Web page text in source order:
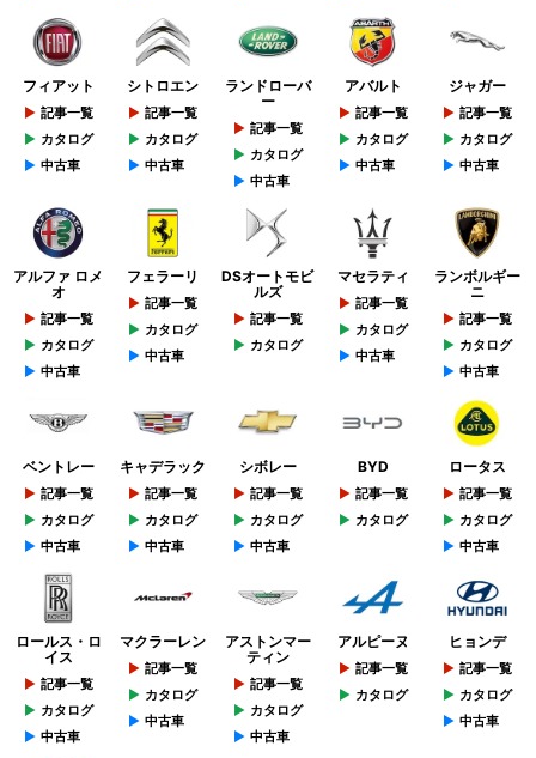
フィアット
記事一覧
カタログ
中古車
シトロエン
記事一覧
カタログ
中古車
ランドローバ
ー
記事一覧
カタログ
中古車
アバルト
記事一覧
カタログ
中古車
ジャガー
記事一覧
カタログ
中古車
アルファ ロメ
オ
記事一覧
カタログ
中古車
フェラーリ
記事一覧
カタログ
中古車
DSオートモビ
ルズ
記事一覧
カタログ
マセラティ
記事一覧
カタログ
中古車
ランボルギー
ニ
記事一覧
カタログ
中古車
ベントレー
記事一覧
カタログ
中古車
キャデラック
記事一覧
カタログ
中古車
シボレー
記事一覧
カタログ
中古車
BYD
記事一覧
カタログ
ロータス
記事一覧
カタログ
中古車
ロールス・ロ
イス
記事一覧
カタログ
中古車
マクラーレン
記事一覧
カタログ
中古車
アストンマー
ティン
記事一覧
カタログ
中古車
アルピーヌ
記事一覧
カタログ
ヒョンデ
記事一覧
カタログ
中古車